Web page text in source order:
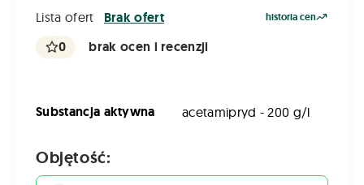
Lista ofert
Brak ofert historia cen
0 brak ocen i recenzji
Substancja aktywna acetamipryd - 200 g/l
Objętość: